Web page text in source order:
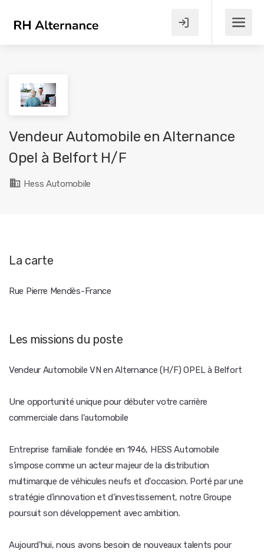
Vendeur Automobile en Alternance
Opel à Belfort H/F
Hess Automobile
La carte
Rue Pierre Mendès-France
Les missions du poste
Vendeur Automobile VN en Alternance (H/F) OPEL à Belfort
Une opportunité unique pour débuter votre carrière
commerciale dans l'automobile
Entreprise familiale fondée en 1946, HESS Automobile
s'impose comme un acteur majeur de la distribution
multimarque de véhicules neufs et d'occasion. Porté par une
stratégie d'innovation et d'investissement, notre Groupe
poursuit son développement avec ambition.
Aujourd'hui, nous avons besoin de nouveaux talents pour